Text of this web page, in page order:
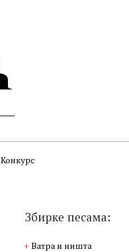
Конкурс
Збирке песама:
Ватра и ништа